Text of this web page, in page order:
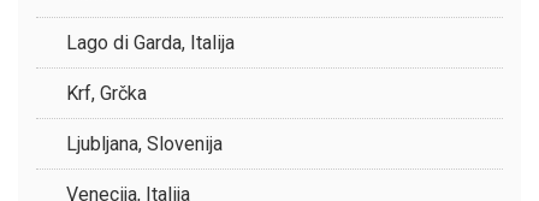
Lago di Garda, Italija
Krf, Grčka
Ljubljana, Slovenija
Venecija, Italija